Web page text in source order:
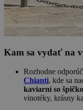
Kam sa vydať na
Rozhodne
Chianti, kde sa
kaviarní so
vinotéky, krásny